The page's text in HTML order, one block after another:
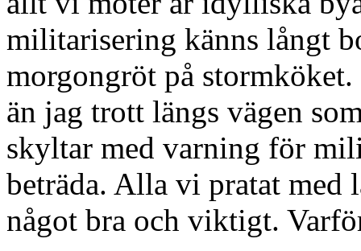
militarisering känns långt
morgongröt på
än jag trott längs vägen
skyltar med varning för
beträda. Alla vi pratat med
något bra och viktigt.